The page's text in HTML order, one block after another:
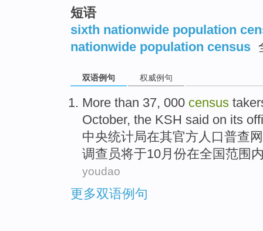
短语
sixth nationwide population
nationwide population census
双语例句 权威例句
More than 37, 000 census
October, the KSH said on its
中央统计局在其官方 人口普查
调查员将于10月份在全国范围
youdao
更多双语例句